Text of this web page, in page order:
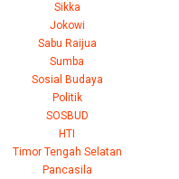
Sikka
Jokowi
Sabu Raijua
Sumba
Sosial Budaya
Politik
SOSBUD
HTI
Timor Tengah Selatan
Pancasila